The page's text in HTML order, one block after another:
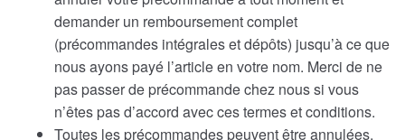
demander un remboursement complet
(précommandes intégrales et dépôts) jusqu’à ce que
nous ayons payé l’article en votre nom. Merci de ne
pas passer de précommande chez nous si vous
n’êtes pas d’accord avec ces termes et conditions.
Toutes les précommandes peuvent être annulées,